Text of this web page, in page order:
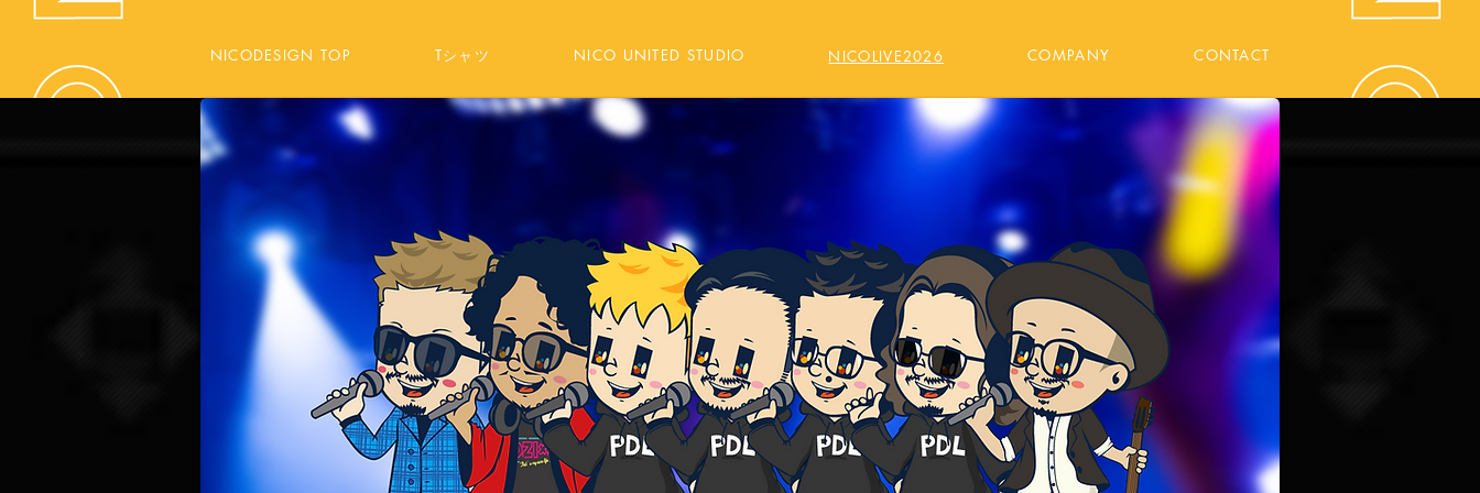
NICODESIGN TOP Tシャツ NICO UNITED STUDIO NICOLIVE2026 COMPANY CONTACT